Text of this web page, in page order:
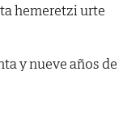
hemeretzi urte
y nueve años de